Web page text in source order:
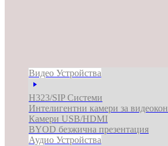
Видео Устройства
H323/SIP Системи
Интелигентни камери за
Камери USB/HDMI
BYOD безжична презентация
Аудио Устройства